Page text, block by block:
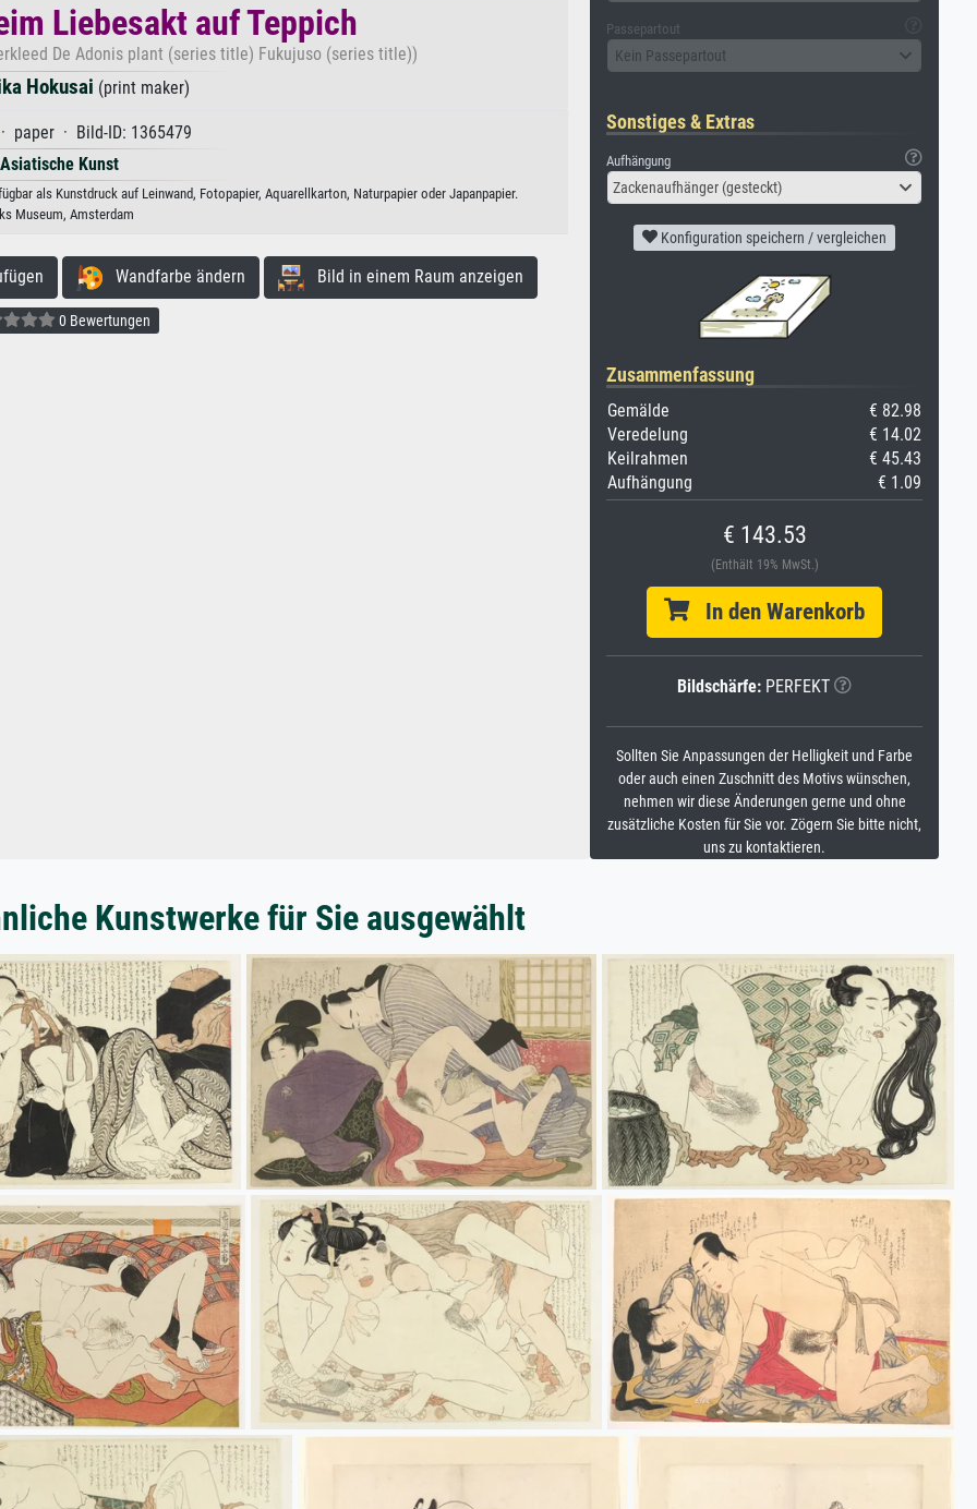
Liebesakt auf Teppich
De Adonis plant (series title) Fukujuso (series title))
Hokusai (print maker)
paper · Bild-ID: 1365479
Asiatische Kunst
als Kunstdruck auf Leinwand, Fotopapier, Aquarellkarton, Naturpapier oder Japanpapier.
Museum, Amsterdam
Wandfarbe ändern Bild in einem Raum anzeigen
0 Bewertungen
Passepartout
Kein Passepartout
Sonstiges & Extras
Aufhängung
Zackenaufhänger (gesteckt)
Konfiguration speichern / vergleichen
Zusammenfassung
Gemälde
€ 82.98
Veredelung
€ 14.02
Keilrahmen
€ 45.43
Aufhängung
€ 1.09
€ 143.53
(Enthält 19% MwSt.)
In den Warenkorb
Bildschärfe: PERFEKT
Sollten Sie Anpassungen der Helligkeit und Farbe
oder auch einen Zuschnitt des Motivs wünschen,
nehmen wir diese Änderungen gerne und ohne
zusätzliche Kosten für Sie vor. Zögern Sie bitte nicht,
uns zu kontaktieren.
Kunstwerke für Sie ausgewählt